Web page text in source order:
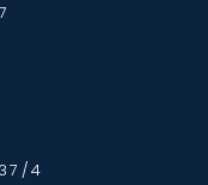
4